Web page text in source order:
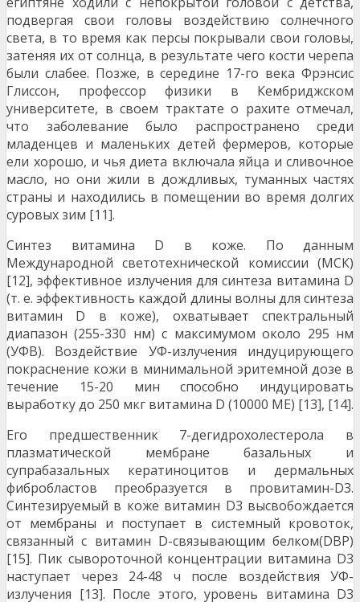
подвергая свои головы воздействию солнечного
света, в то время как персы покрывали свои головы,
затеняя их от солнца, в результате чего кости черепа
были слабее. Позже, в середине 17-го века Фрэнсис
Глиссон, профессор физики в Кембриджском
университете, в своем трактате о рахите отмечал,
что заболевание было распространено среди
младенцев и маленьких детей фермеров, которые
ели хорошо, и чья диета включала яйца и сливочное
масло, но они жили в дождливых, туманных частях
страны и находились в помещении во время долгих
суровых зим [11].
Синтез витамина D в коже. По данным
Международной светотехнической комиссии (МСК)
[12], эффективное излучения для синтеза витамина D
(т. е. эффективность каждой длины волны для синтеза
витамин D в коже), охватывает спектральный
диапазон (255-330 нм) с максимумом около 295 нм
(УФВ). Воздействие УФ-излучения индуцирующего
покраснение кожи в минимальной эритемной дозе в
течение 15-20 мин способно индуцировать
выработку до 250 мкг витамина D (10000 МЕ) [13], [14].
Его предшественник 7-дегидрохолестерола в
плазматической мембране базальных и
супрабазальных кератиноцитов и дермальных
фибробластов преобразуется в провитамин-D3.
Синтезируемый в коже витамин D3 высвобождается
от мембраны и поступает в системный кровоток,
связанный с витамин D-связывающим белком(DBP)
[15]. Пик сывороточной концентрации витамина D3
наступает через 24-48 ч после воздействия УФ-
излучения [13]. После этого, уровень витамина D3